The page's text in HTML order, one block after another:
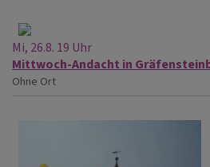
Mi, 26.8. 19 Uhr
Mittwoch-Andacht in
Ohne Ort